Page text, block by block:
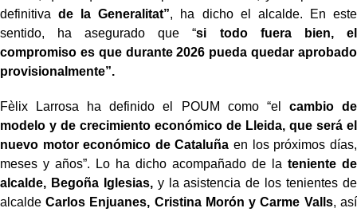
definitiva de la Generalitat”, ha dicho el alcalde. En este
sentido, ha asegurado que “si todo fuera bien, el
compromiso es que durante 2026 pueda quedar aprobado
provisionalmente”.
Fèlix Larrosa ha definido el POUM como “el
cambio de
modelo y de crecimiento económico de Lleida, que será el
nuevo motor económico de Cataluña en los próximos días,
meses y años”. Lo ha dicho acompañado de la teniente de
alcalde, Begoña Iglesias,y la asistencia de los tenientes de
alcaldeCarlos Enjuanes, Cristina Morón y Carme Valls, así